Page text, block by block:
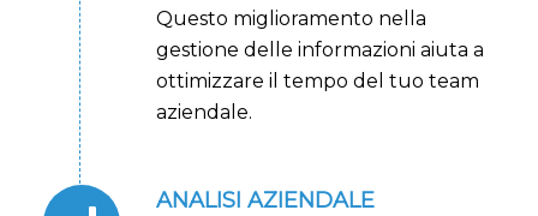
Questo miglioramento nella
gestione delle informazioni aiuta a
ottimizzare il tempo del tuo team
aziendale.
ANALISI AZIENDALE